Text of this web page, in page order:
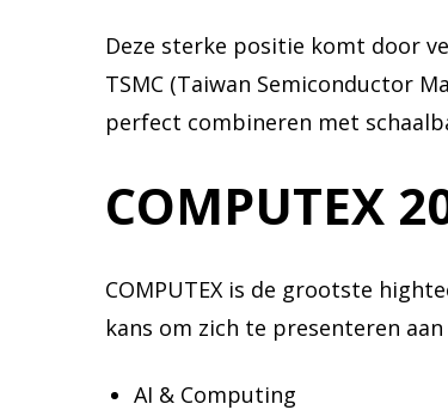
Deze sterke positie komt door
TSMC (Taiwan Semiconductor
perfect combineren met
COMPUTEX
COMPUTEX is de grootste
kans om zich te presenteren
AI & Computing